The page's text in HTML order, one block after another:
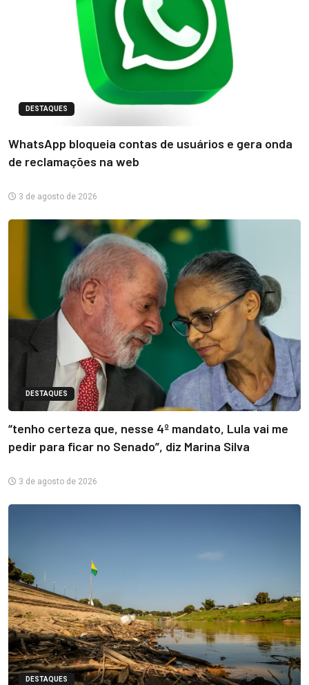
DESTAQUES
WhatsApp bloqueia contas de usuários e gera onda
de reclamações na web
3 de agosto de 2026
DESTAQUES
“tenho certeza que, nesse 4º mandato, Lula vai me
pedir para ficar no Senado”, diz Marina Silva
3 de agosto de 2026
DESTAQUES